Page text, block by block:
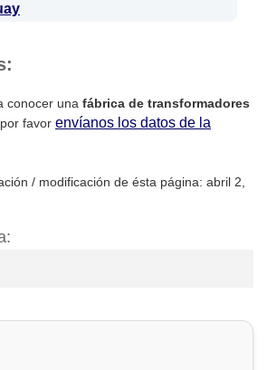
conocer una fábrica de transformadores
favor envíanos los datos de la
/ modificación de ésta página: abril 2,
en los sitios web de lasFábricas